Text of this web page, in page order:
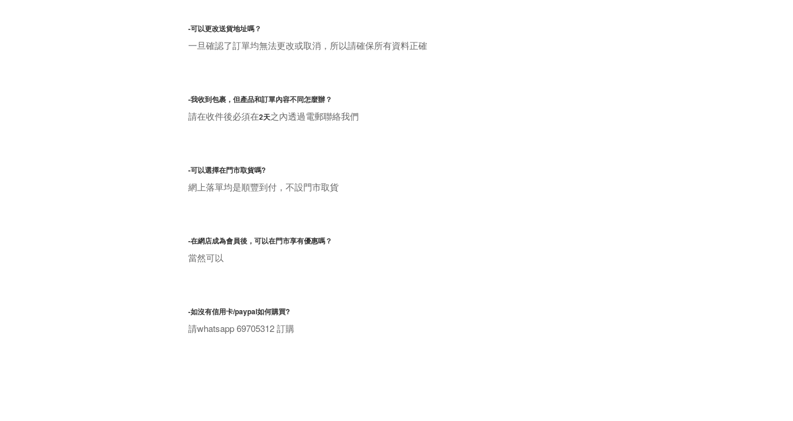
-可以更改送貨地址嗎？
一旦確認了訂單均無法更改或取消，所以請確保所有資料正確
-我收到包裹，但產品和訂單內容不同怎麼辦？
請在收件後必須在2天之內透過電郵聯絡我們
-可以選擇在門市取貨嗎?
網上落單均是順豐到付，不設門市取貨
-在網店成為會員後，可以在門市享有優惠嗎？
當然可以
-如沒有信用卡/paypal如何購買?
請whatsapp 69705312 訂購